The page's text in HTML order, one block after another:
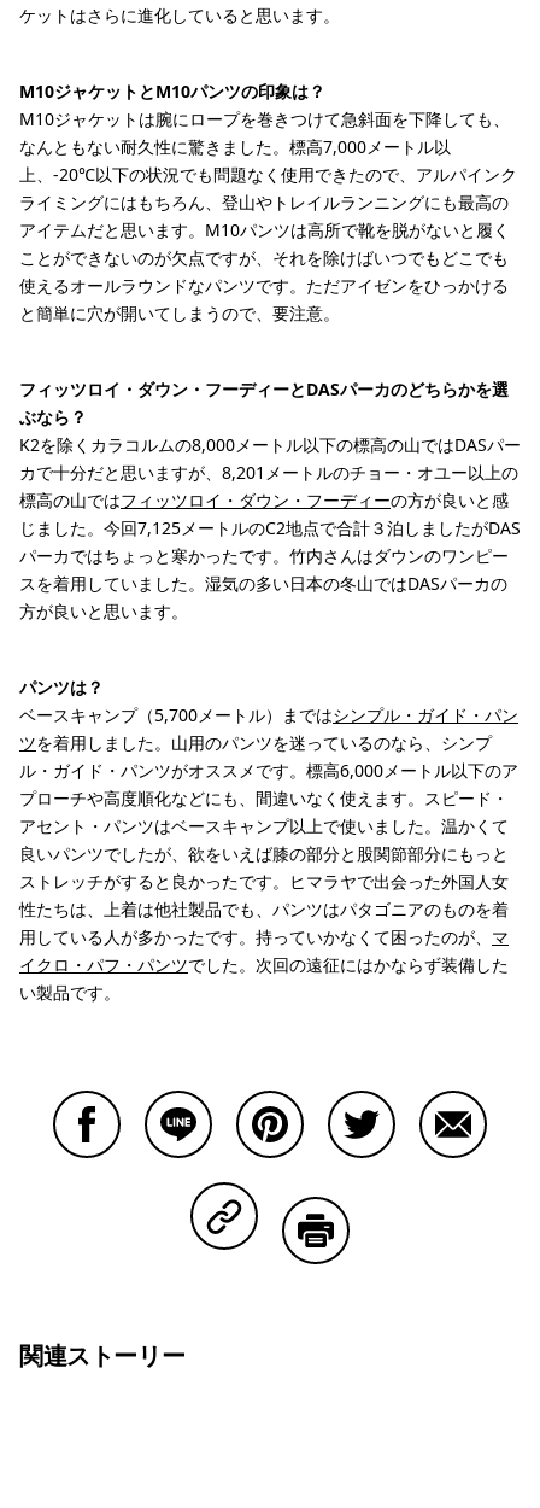
ケットはさらに進化していると思います。
M10ジャケットとM10パンツの印象は？
M10ジャケットは腕にロープを巻きつけて急斜面を下降しても、
なんともない耐久性に驚きました。標高7,000メートル以
上、-20℃以下の状況でも問題なく使用できたので、アルパインク
ライミングにはもちろん、登山やトレイルランニングにも最高の
アイテムだと思います。M10パンツは高所で靴を脱がないと履く
ことができないのが欠点ですが、それを除けばいつでもどこでも
使えるオールラウンドなパンツです。ただアイゼンをひっかける
と簡単に穴が開いてしまうので、要注意。
フィッツロイ・ダウン・フーディーとDASパーカのどちらかを選
ぶなら？
K2を除くカラコルムの8,000メートル以下の標高の山ではDASパー
カで十分だと思いますが、8,201メートルのチョー・オユー以上の
標高の山ではフィッツロイ・ダウン・フーディーの方が良いと感
じました。今回7,125メートルのC2地点で合計３泊しましたがDAS
パーカではちょっと寒かったです。竹内さんはダウンのワンピー
スを着用していました。湿気の多い日本の冬山ではDASパーカの
方が良いと思います。
パンツは？
ベースキャンプ（5,700メートル）まではシンプル・ガイド・パン
ツを着用しました。山用のパンツを迷っているのなら、シンプ
ル・ガイド・パンツがオススメです。標高6,000メートル以下のア
プローチや高度順化などにも、間違いなく使えます。スピード・
アセント・パンツはベースキャンプ以上で使いました。温かくて
良いパンツでしたが、欲をいえば膝の部分と股関節部分にもっと
ストレッチがすると良かったです。ヒマラヤで出会った外国人女
性たちは、上着は他社製品でも、パンツはパタゴニアのものを着
用している人が多かったです。持っていかなくて困ったのが、 マ
イクロ・パフ・パンツでした。次回の遠征にはかならず装備した
い製品です。
Copy Linkで共有する
関連ストーリー